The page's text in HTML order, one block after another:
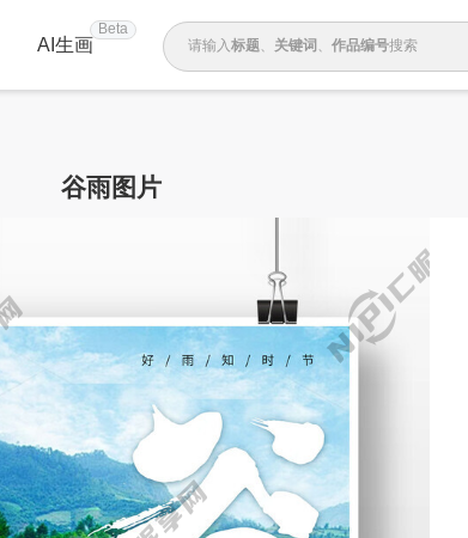
AI生画
Beta
请输入标题、 关键词 、 作品编号搜索
谷雨图片